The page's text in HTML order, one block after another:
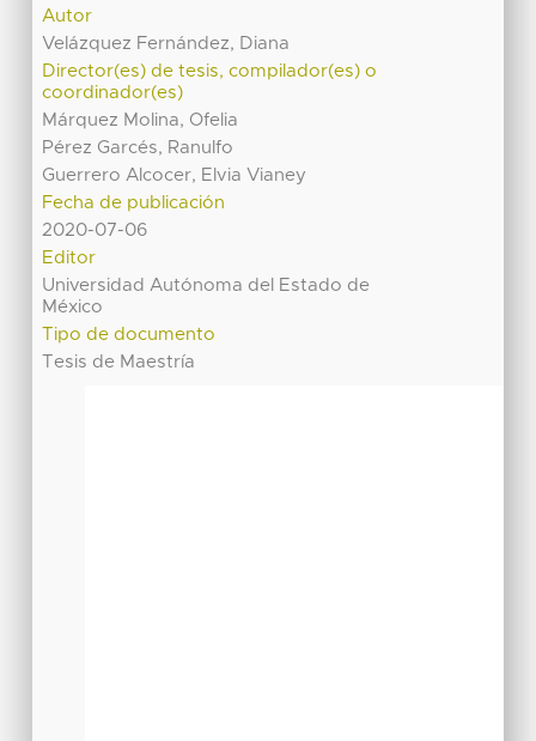
Autor
Velázquez Fernández, Diana
Director(es) de tesis, compilador(es) o
coordinador(es)
Márquez Molina, Ofelia
Pérez Garcés, Ranulfo
Guerrero Alcocer, Elvia Vianey
Fecha de publicación
2020-07-06
Editor
Universidad Autónoma del Estado de
México
Tipo de documento
Tesis de Maestría